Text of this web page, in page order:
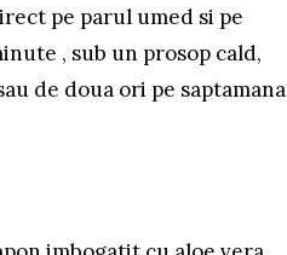
pe parul umed si pe
, sub un prosop cald,
de doua ori pe saptamana